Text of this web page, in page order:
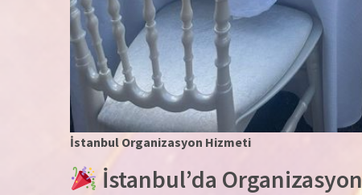
İstanbul Organizasyon Hizmeti
İstanbul’da